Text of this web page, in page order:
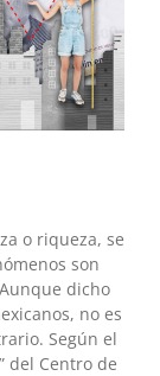
o riqueza, se
son
dicho
no es
Según el
del Centro de